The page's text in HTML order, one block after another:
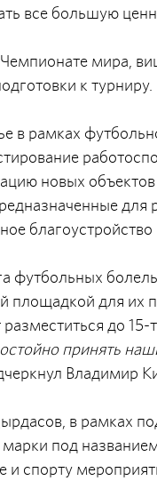
все большую
мира,
к турниру.
в рамках
новых
футбольных
площадкой для их
до 15-
принять
Владимир
в рамках
под
и спорту